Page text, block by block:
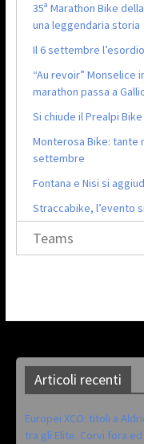
35ª Marathon Bike
una leggendaria storia
Il 6 settembre
“Au revoir” Monselice
marathon passa a
Si chiude il Prealpi
Monterosa Bike: tante
settembre
Fontana e Nisi si
Straccabike, l’evento
Teams
Articoli recenti
Europei XCO: titoli a
tra gli Elite. Corvi fora